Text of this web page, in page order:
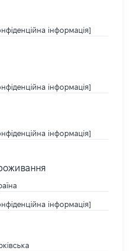
інформація]
інформація]
інформація]
інформація]